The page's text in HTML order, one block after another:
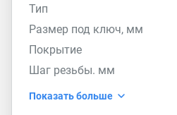
Тип
Размер под ключ, мм
Покрытие
Шаг резьбы. мм
Показать больше